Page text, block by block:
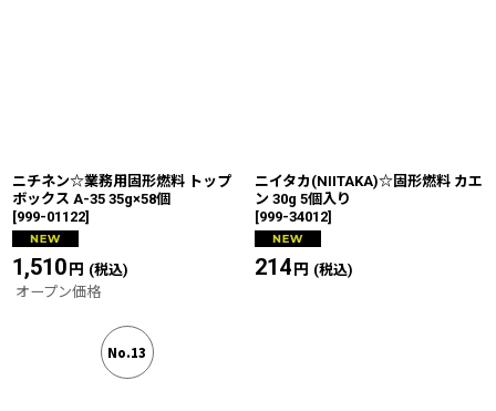
ニチネン☆業務用固形燃料 トップ
ボックス A-35 35g×58個
[999-01122]
1,510円 (税込)
オープン価格
ニイタカ(NIITAKA)☆固形燃料 カエ
ン 30g 5個入り
[999-34012]
214円 (税込)
No.13